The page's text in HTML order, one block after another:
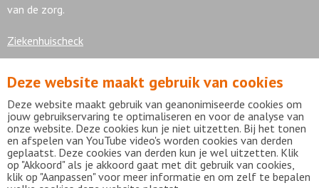
van de zorg.
Ziekenhuischeck
7,9
Bekijk alle waarderingen
Deze website maakt gebruik van cookies
Deze website maakt gebruik van geanonimiseerde cookies om
jouw gebruikservaring te optimaliseren en voor de analyse van
onze website. Deze cookies kun je niet uitzetten. Bij het tonen
en afspelen van YouTube video's worden cookies van derden
geplaatst. Deze cookies van derden kun je wel uitzetten. Klik
op "Akkoord" als je akkoord gaat met dit gebruik van cookies,
klik op "Aanpassen" voor meer informatie en om zelf te bepalen